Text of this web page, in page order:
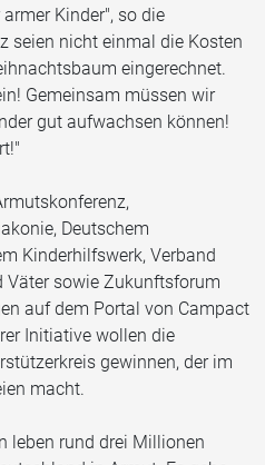
Kinder", so die
seien nicht einmal die Kosten
eingerechnet.
Gemeinsam müssen wir
gut aufwachsen können!
Deutschem
Kinderhilfswerk, Verband
Väter sowie Zukunftsforum
auf dem Portal von Campact
Initiative wollen die
gewinnen, der im
macht.
leben rund drei Millionen